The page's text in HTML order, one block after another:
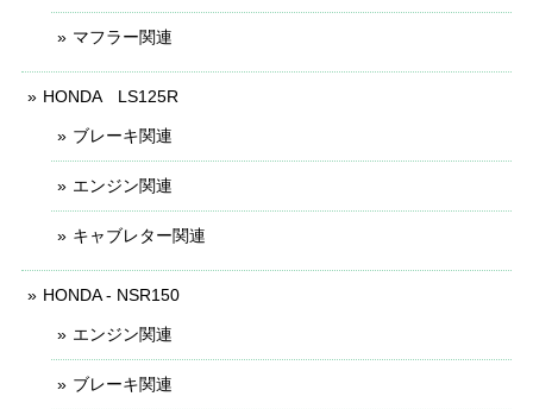
マフラー関連
HONDA LS125R
ブレーキ関連
エンジン関連
キャブレター関連
HONDA - NSR150
エンジン関連
ブレーキ関連